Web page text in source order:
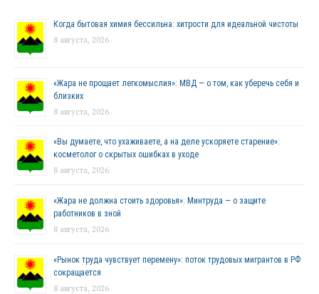
Когда бытовая химия бессильна: хитрости для идеальной чистоты
8 августа, 2026
«Жара не прощает легкомыслия»: МВД — о том, как уберечь себя и
близких
8 августа, 2026
«Вы думаете, что ухаживаете, а на деле ускоряете старение»:
косметолог о скрытых ошибках в уходе
8 августа, 2026
«Жара не должна стоить здоровья»: Минтруда — о защите
работников в зной
8 августа, 2026
«Рынок труда чувствует перемену»: поток трудовых мигрантов в РФ
сокращается
8 августа, 2026